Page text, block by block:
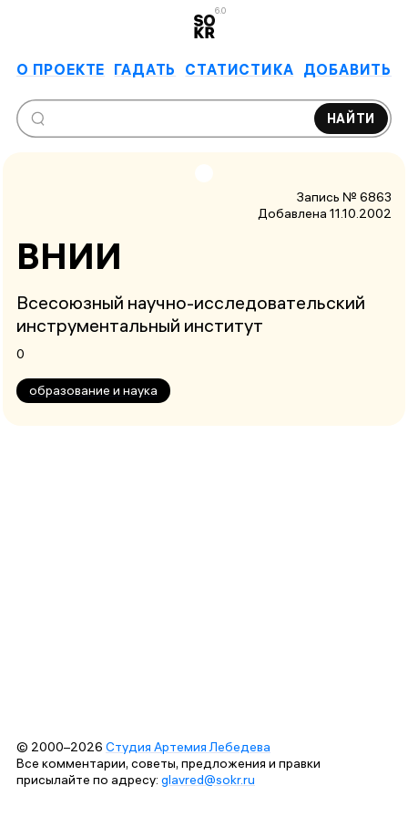
6.0
О ПРОЕКТЕ ГАДАТЬ СТАТИСТИКА ДОБАВИТЬ
НАЙТИ
Запись № 6863
Добавлена 11.10.2002
ВНИИ
Всесоюзный научно-исследовательский
инструментальный институт
0
образование и наука
© 2000–2026 Студия Артемия Лебедева
Все комментарии, советы, предложения и правки
присылайте по адресу: glavred@sokr.ru